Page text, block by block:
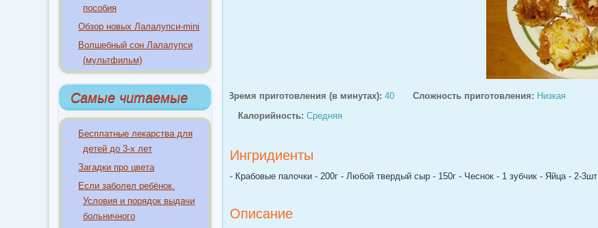
пособия
Обзор новых Лалалупси-mini
Волшебный сон Лалалупси
(мультфильм)
Самые читаемые
Бесплатные лекарства для
детей до 3-х лет
Загадки про цвета
Если заболел ребёнок.
Условия и порядок выдачи
больничного
Время приготовления (в минутах): 40 Сложность приготовления: Низкая
Калорийность: Средняя
Ингридиенты
- Крабовые палочки - 200г - Любой твердый сыр - 150г - Чеснок - 1 зубчик - Яйца - 2-3шт
Описание